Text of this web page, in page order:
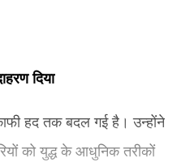
दिया
हद तक बदल गई है। उन्होंने
को युद्ध के आधुनिक तरीकों